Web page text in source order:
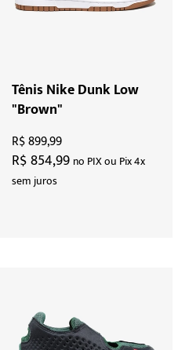
Tênis Nike Dunk Low
"Brown"
R$ 854,99 no PIX ou Pix 4x
sem juros
R$ 899,99